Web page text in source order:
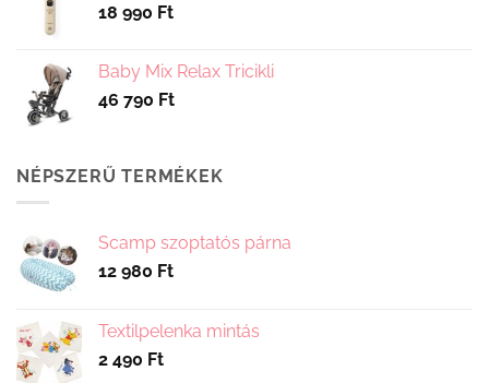
18 990 Ft
Baby Mix Relax Tricikli
46 790 Ft
NÉPSZERŰ TERMÉKEK
Scamp szoptatós párna
12 980 Ft
Textilpelenka mintás
2 490 Ft